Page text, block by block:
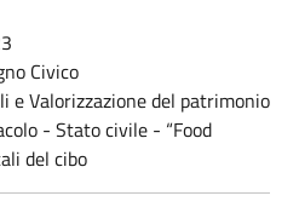
Civico
e Valorizzazione del patrimonio
- Stato civile - “Food
del cibo